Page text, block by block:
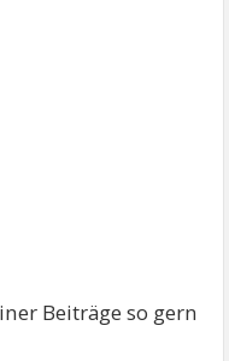
Beiträge so gern